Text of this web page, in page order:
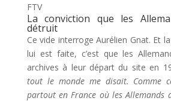
FTV
La conviction que les
détruit
Ce vide interroge Aurélien Gnat. Et
lui est faite, c’est que les
archives à leur départ du site en
tout le monde me disait. Comme
partout en France où les Allemands